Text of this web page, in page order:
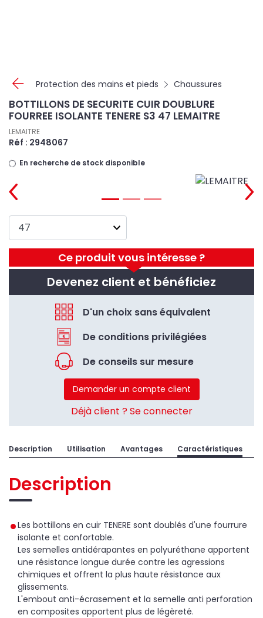
Protection des mains et pieds Chaussures
Ce produit vous intéresse ?
Devenez client et bénéficiez
D'un choix sans équivalent
De conditions privilégiées
De conseils sur mesure
Demander un compte client
Déjà client ? Se connecter
BOTTILLONS DE SECURITE CUIR DOUBLURE
FOURREE ISOLANTE TENERE S3 47 LEMAITRE
LEMAITRE
Réf : 2948067
En recherche de stock disponible
Description Utilisation Avantages Caractéristiques
Description
Les bottillons en cuir TENERE sont doublés d'une fourrure
isolante et confortable.
Les semelles antidérapantes en polyuréthane apportent
une résistance longue durée contre les agressions
chimiques et offrent la plus haute résistance aux
glissements.
L'embout anti-écrasement et la semelle anti perforation
en composites apportent plus de légèreté.